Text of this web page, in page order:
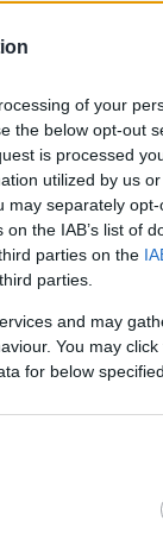
of your
the below opt-out
is processed
utilized by us
may separately
the IAB’s list of
parties on the
parties.
and may
You may
for below
μας!
στη
έχουν
ΕΕ